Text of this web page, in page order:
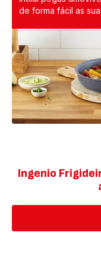
de forma fácil as
Ingenio